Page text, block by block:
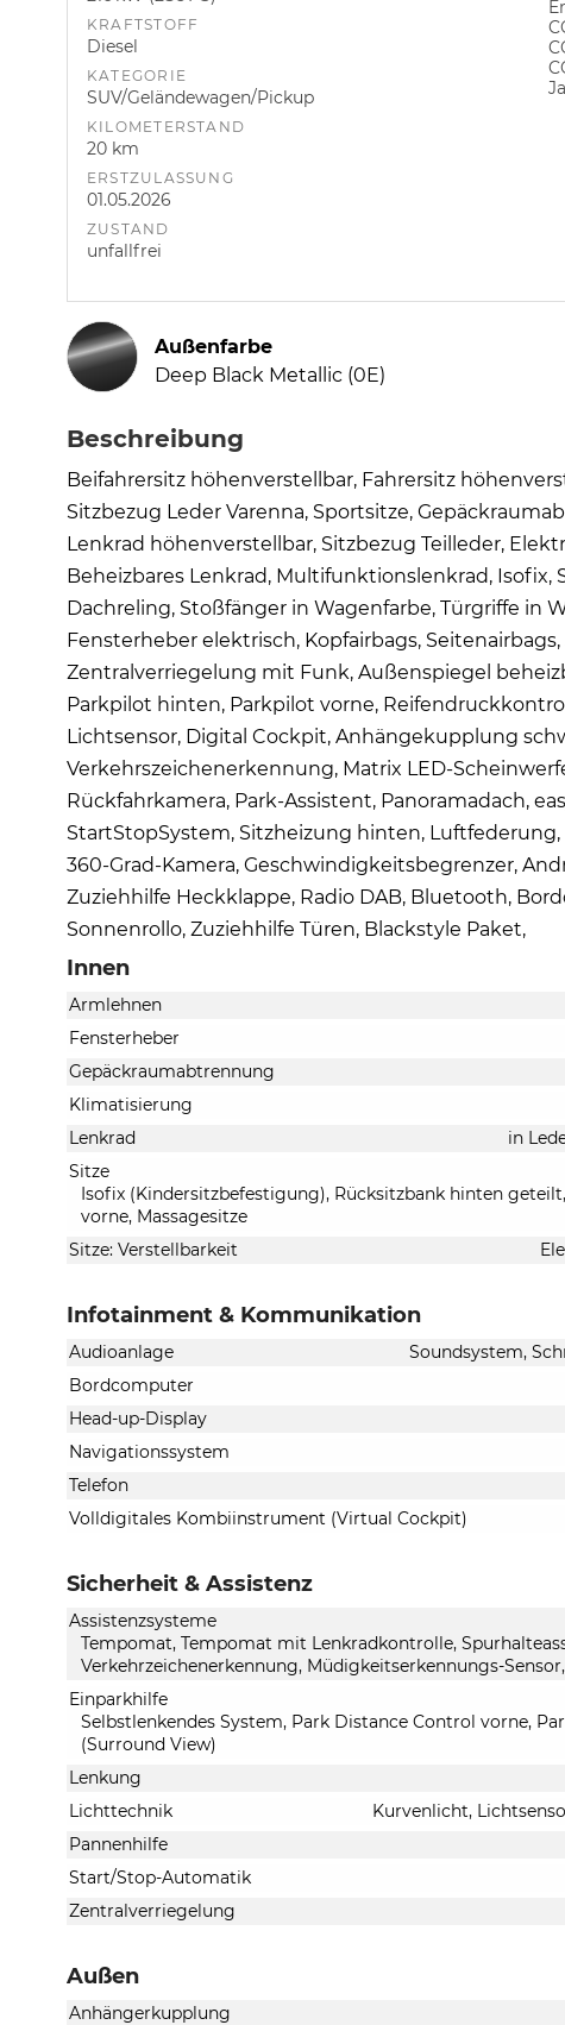
KRAFTSTOFF
Diesel
KATEGORIE
SUV/Geländewagen/Pickup
KILOMETERSTAND
20 km
ERSTZULASSUNG
01.05.2026
ZUSTAND
unfallfrei
Außenfarbe
Deep Black Metallic (0E)
Beschreibung
Beifahrersitz höhenverstellbar, Fahrersitz
Sitzbezug Leder Varenna, Sportsitze,
Lenkrad höhenverstellbar, Sitzbezug Teilleder,
Beheizbares Lenkrad, Multifunktionslenkrad,
Dachreling, Stoßfänger in Wagenfarbe, Türgriffe in
Fensterheber elektrisch, Kopfairbags,
Zentralverriegelung mit Funk, Außenspiegel
Parkpilot hinten, Parkpilot vorne,
Lichtsensor, Digital Cockpit, Anhängekupplung
Verkehrszeichenerkennung, Matrix LED-
Rückfahrkamera, Park-Assistent, Panoramadach,
StartStopSystem, Sitzheizung hinten,
360-Grad-Kamera, Geschwindigkeitsbegrenzer,
Zuziehhilfe Heckklappe, Radio DAB, Bluetooth,
Sonnenrollo, Zuziehhilfe Türen, Blackstyle Paket,
Innen
Armlehnen
Fensterheber
Gepäckraumabtrennung
Klimatisierung
Lenkrad
in
Sitze
Isofix (Kindersitzbefestigung), Rücksitzbank hinten
vorne, Massagesitze
Sitze: Verstellbarkeit
Infotainment & Kommunikation
Audioanlage
Soundsystem,
Bordcomputer
Head-up-Display
Navigationssystem
Telefon
Volldigitales Kombiinstrument (Virtual Cockpit)
Sicherheit & Assistenz
Assistenzsysteme
Tempomat, Tempomat mit Lenkradkontrolle,
Verkehrzeichenerkennung, Müdigkeitserkennungs-
Einparkhilfe
Selbstlenkendes System, Park Distance Control vorne,
(Surround View)
Lenkung
Lichttechnik
Kurvenlicht,
Pannenhilfe
Start/Stop-Automatik
Zentralverriegelung
Außen
Anhängerkupplung